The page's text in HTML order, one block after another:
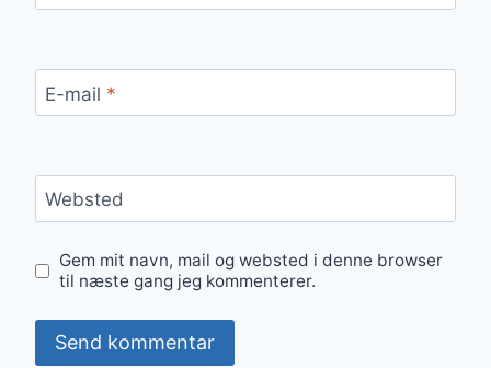
E-mail *
Websted
Gem mit navn, mail og websted i denne browser
til næste gang jeg kommenterer.